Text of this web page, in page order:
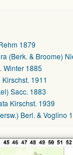
1879
(Berk. & Broome)
Winter 1885
1911
Sacc. 1883
Kirschst. 1939
Berl. & Voglino